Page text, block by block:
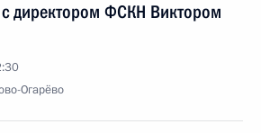
с директором ФСКН Виктором
Огарёво